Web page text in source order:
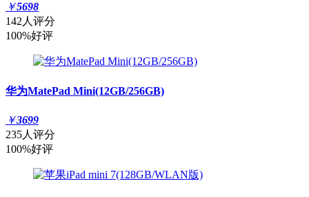
￥5698
142人评分
100%好评
华为MatePad Mini(12GB/256GB)
￥3699
235人评分
100%好评